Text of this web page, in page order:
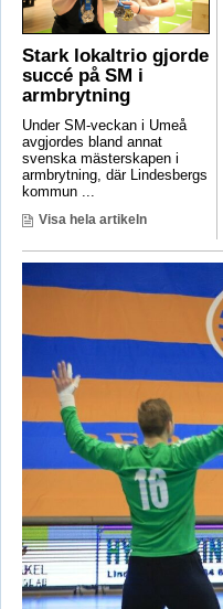
Stark lokaltrio gjorde
succé på SM i
armbrytning
Under SM-veckan i Umeå
avgjordes bland annat
svenska mästerskapen i
armbrytning, där Lindesbergs
kommun ...
Visa hela artikeln